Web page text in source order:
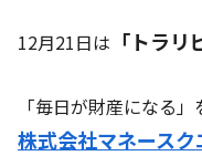
12月21日は 「トラリ
「毎日が財産になる
株式会社マネースク